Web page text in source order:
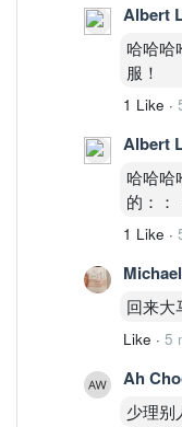
Albert
哈哈哈
服！
1 Like ·
Albert
哈哈哈
的：：
1 Like ·
回来大
Like · 5
Ah
少理别